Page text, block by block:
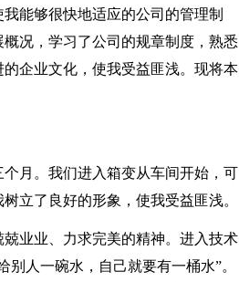
能够很快地适应的公司的管理制
况，学习了公司的规章制度，熟悉
企业文化，使我受益匪浅。现将本
月。我们进入箱变从车间开始，可
立了良好的形象，使我受益匪浅。
业业、力求完美的精神。进入技术
人一碗水，自己就要有一桶水”。